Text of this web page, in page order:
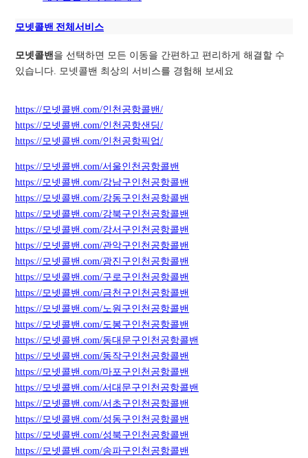
모넷콜밴 전체서비스
모넷콜밴을 선택하면 모든 이동을 간편하고 편리하게 해결할 수
있습니다. 모넷콜밴 최상의 서비스를 경험해 보세요
https://모넷콜밴.com/인천공항콜밴/
https://모넷콜밴.com/인천공항샌딩/
https://모넷콜밴.com/인천공항픽업/
https://모넷콜밴.com/서울인천공항콜밴
https://모넷콜밴.com/강남구인천공항콜밴
https://모넷콜밴.com/강동구인천공항콜밴
https://모넷콜밴.com/강북구인천공항콜밴
https://모넷콜밴.com/강서구인천공항콜밴
https://모넷콜밴.com/관악구인천공항콜밴
https://모넷콜밴.com/광진구인천공항콜밴
https://모넷콜밴.com/구로구인천공항콜밴
https://모넷콜밴.com/금천구인천공항콜밴
https://모넷콜밴.com/노원구인천공항콜밴
https://모넷콜밴.com/도봉구인천공항콜밴
https://모넷콜밴.com/동대문구인천공항콜밴
https://모넷콜밴.com/동작구인천공항콜밴
https://모넷콜밴.com/마포구인천공항콜밴
https://모넷콜밴.com/서대문구인천공항콜밴
https://모넷콜밴.com/서초구인천공항콜밴
https://모넷콜밴.com/성동구인천공항콜밴
https://모넷콜밴.com/성북구인천공항콜밴
https://모넷콜밴.com/송파구인천공항콜밴